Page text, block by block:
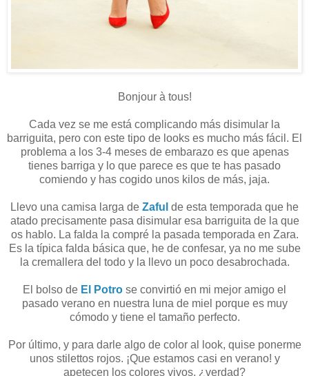
Bonjour à tous!
Cada vez se me está complicando más disimular la
barriguita, pero con este tipo de looks es mucho más fácil. El
problema a los 3-4 meses de embarazo es que apenas
tienes barriga y lo que parece es que te has pasado
comiendo y has cogido unos kilos de más, jaja.
Llevo una camisa larga de Zaful de esta temporada que he
atado precisamente pasa disimular esa barriguita de la que
os hablo. La falda la compré la pasada temporada en Zara.
Es la típica falda básica que, he de confesar, ya no me sube
la cremallera del todo y la llevo un poco desabrochada.
El bolso de El Potro se convirtió en mi mejor amigo el
pasado verano en nuestra luna de miel porque es muy
cómodo y tiene el tamaño perfecto.
Por último, y para darle algo de color al look, quise ponerme
unos stilettos rojos. ¡Que estamos casi en verano! y
apetecen los colores vivos, ¿verdad?